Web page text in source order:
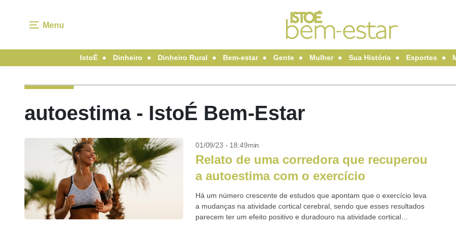
Menu
IstoÉ Dinheiro Dinheiro Rural Bem-estar Gente Mulher Sua História Esportes
autoestima - IstoÉ Bem-Estar
01/09/23 - 18:49min
Relato de uma corredora que recuperou
a autoestima com o exercício
Há um número crescente de estudos que apontam que o exercício leva
a mudanças na atividade cortical cerebral, sendo que esses resultados
parecem ter um efeito positivo e duradouro na atividade cortical